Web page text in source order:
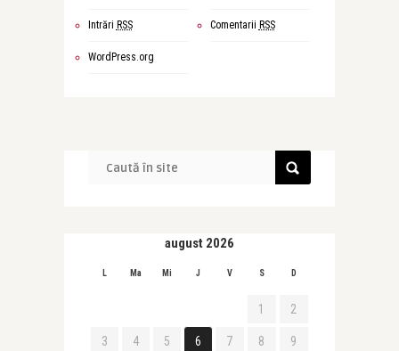
Intrări RSS Comentarii RSS
WordPress.org
august 2026
L Ma Mi J V S D
1 2
3 4 5 6 7 8 9